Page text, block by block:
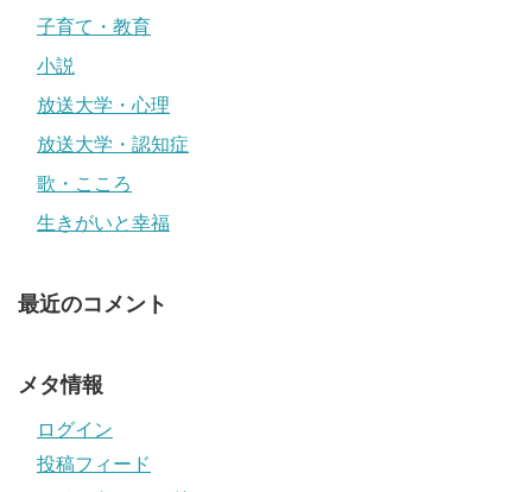
子育て・教育
小説
放送大学・心理
放送大学・認知症
歌・こころ
生きがいと幸福
最近のコメント
メタ情報
ログイン
投稿フィード